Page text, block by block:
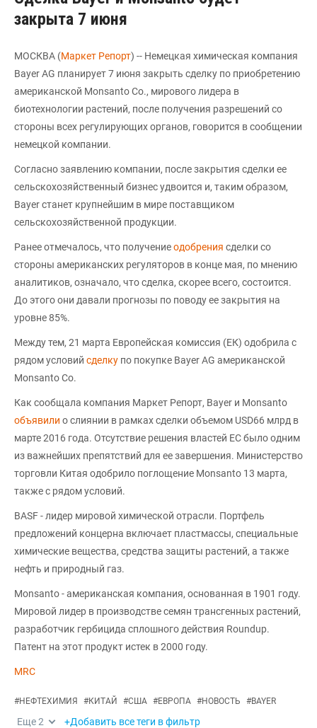
закрыта 7 июня
МОСКВА (Маркет Репорт) -- Немецкая химическая компания
Bayer AG планирует 7 июня закрыть сделку по приобретению
американской Monsanto Co., мирового лидера в
биотехнологии растений, после получения разрешений со
стороны всех регулирующих органов, говорится в сообщении
немецкой компании.
Согласно заявлению компании, после закрытия сделки ее
сельскохозяйственный бизнес удвоится и, таким образом,
Bayer станет крупнейшим в мире поставщиком
сельскохозяйственной продукции.
Ранее отмечалось, что получениеодобрения сделки со
стороны американских регуляторов в конце мая, по мнению
аналитиков, означало, что сделка, скорее всего, состоится.
До этого они давали прогнозы по поводу ее закрытия на
уровне 85%.
Между тем, 21 марта Европейская комиссия (ЕК) одобрила с
рядом условий сделку по покупке Bayer AG американской
Monsanto Co.
Как сообщала компания Маркет Репорт, Bayer и Monsanto
объявили о слиянии в рамках сделки объемом USD66 млрд в
марте 2016 года. Отсутствие решения властей ЕС было одним
из важнейших препятствий для ее завершения. Министерство
торговли Китая одобрило поглощение Monsanto 13 марта,
также с рядом условий.
BASF - лидер мировой химической отрасли. Портфель
предложений концерна включает пластмассы, специальные
химические вещества, средства защиты растений, а также
нефть и природный газ.
Monsanto - американская компания, основанная в 1901 году.
Мировой лидер в производстве семян трансгенных растений,
разработчик гербицида сплошного действия Roundup.
Патент на этот продукт истек в 2000 году.
MRC
#НЕФТЕХИМИЯ #КИТАЙ #США #ЕВРОПА #НОВОСТЬ #BAYER
Еще2 +Добавить все теги в фильтр